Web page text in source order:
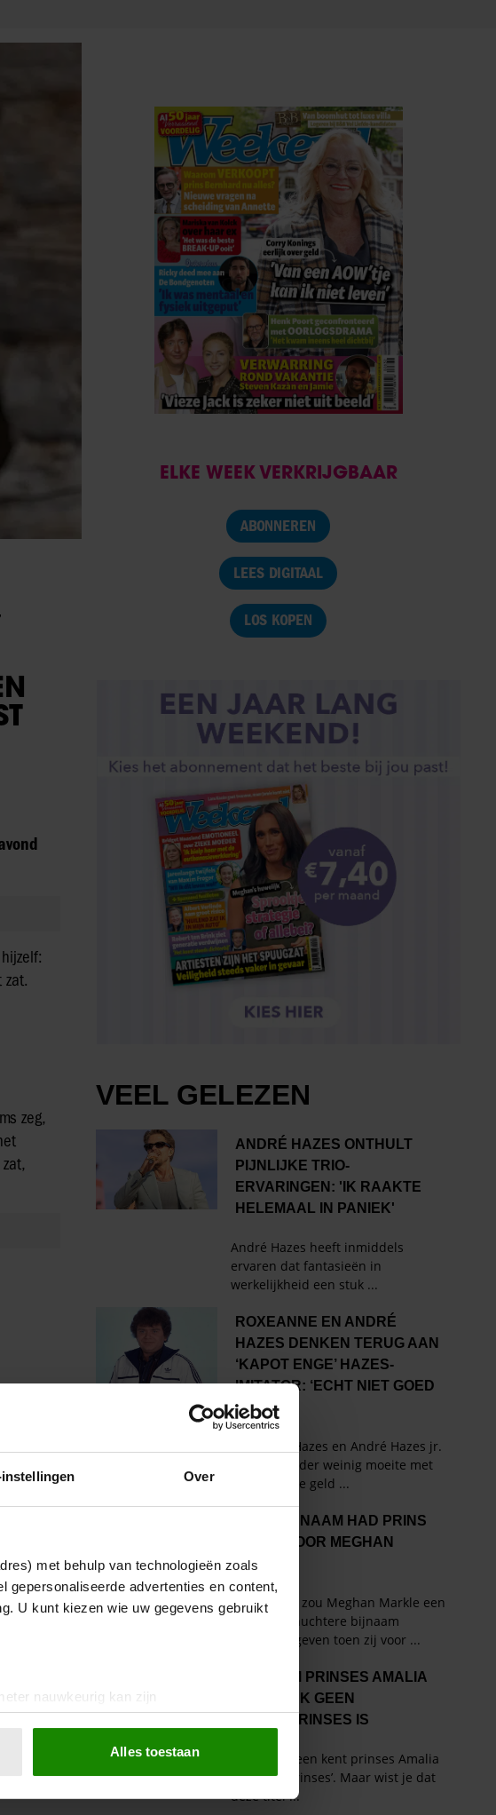
Over
met behulp van technologieën zoals
gepersonaliseerde advertenties en content,
U kunt kiezen wie uw gegevens gebruikt
nauwkeurig kan zijn
(fingerprinting)
voor social media te bieden en om ons
Alles toestaan
zat.
zeg,
Hij
de
ELKE WEEK VERKRIJGBAAR
ABONNEREN
LEES DIGITAAL
LOS KOPEN